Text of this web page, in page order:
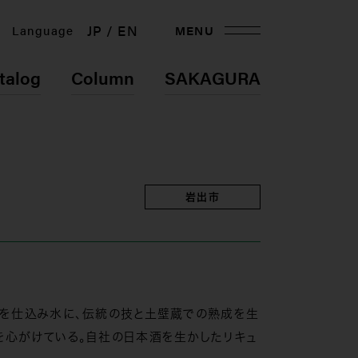
Column SAKAGURA
Language JP EN MENU
岩出市
仕込み水に、伝統の技と土壁蔵での熟成を生
がけている。自社の日本酒を生かしたリキュ